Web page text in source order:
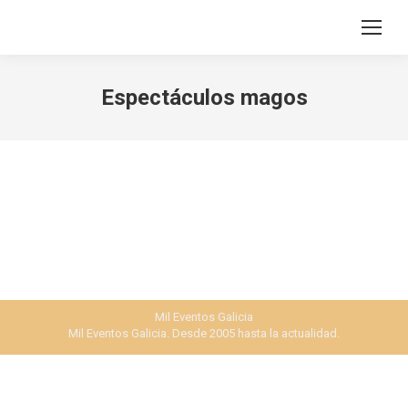
Search:
Espectáculos magos
Mil Eventos Galicia
Mil Eventos Galicia. Desde 2005 hasta la actualidad.